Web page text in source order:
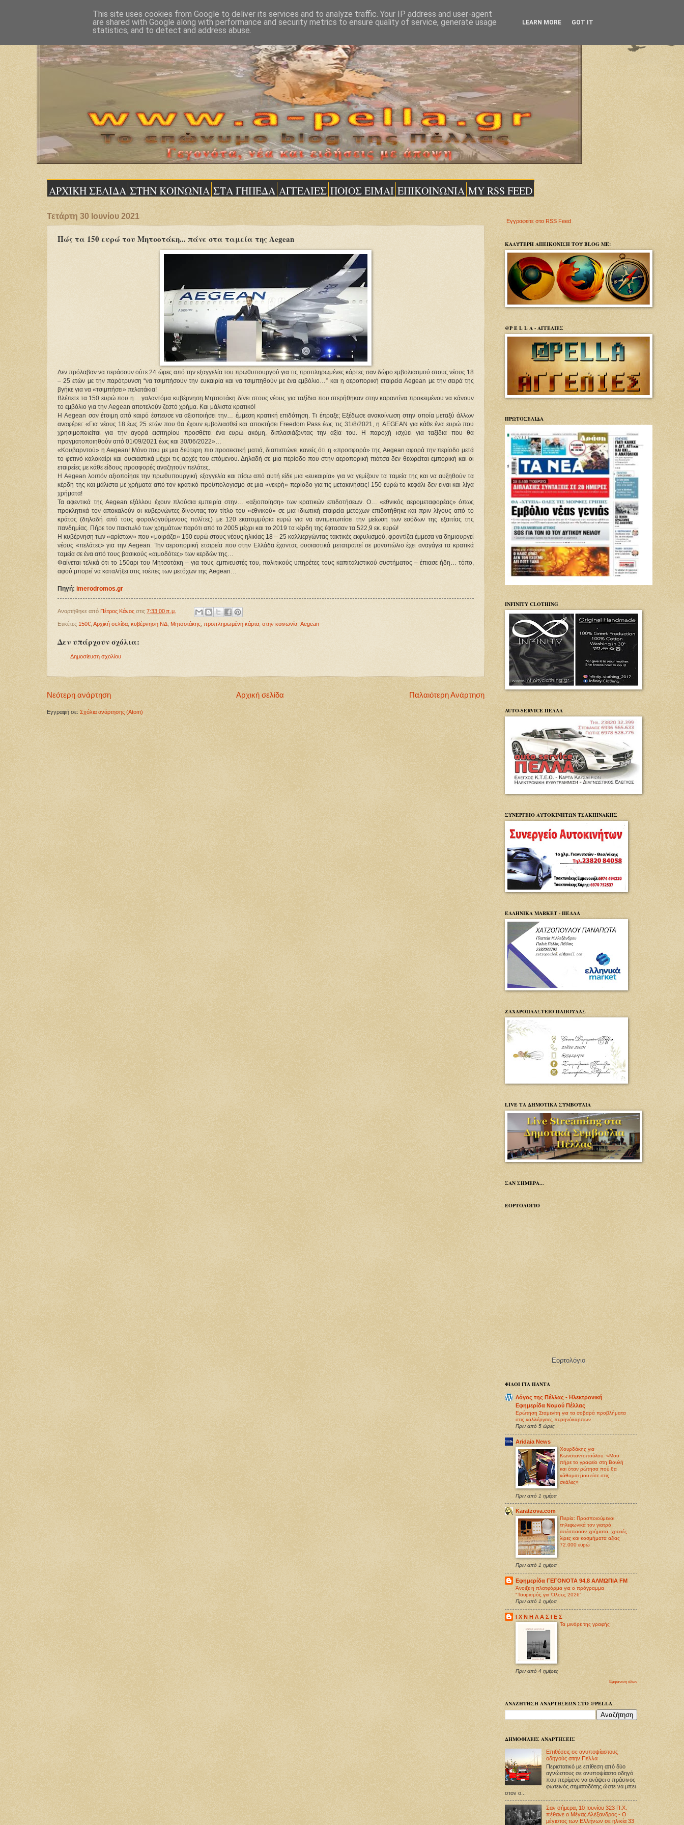
ΑΡΧΙΚΗ ΣΕΛΙΔΑ ΣΤΗΝ ΚΟΙΝΩΝΙΑ ΣΤΑ ΓΗΠΕΔΑ ΑΓΓΕΛΙΕΣ ΠΟΙΟΣ ΕΙΜΑΙ ΕΠΙΚΟΙΝΩΝΙΑ MY RSS FEED
Τετάρτη 30 Ιουνίου 2021
Πώς τα 150 ευρώ του Μητσοτάκη... πάνε στα ταμεία της Αegean
Δεν πρόλαβαν να περάσουν ούτε 24 ώρες από την εξαγγελία του πρωθυπουργού για τις προπληρωμένες κάρτες σαν δώρο εμβολιασμού στους νέους 18
– 25 ετών με την παρότρυνση “να τσιμπήσουν την ευκαιρία και να τσιμπηθούν με ένα εμβόλιο…” και η αεροπορική εταιρεία Aegean με την σειρά της
βγήκε για να «τσιμπήσει» πελατάκια!
Βλέπετε τα 150 ευρώ που η… γαλαντόμα κυβέρνηση Μητσοτάκη δίνει στους νέους για ταξίδια που στερήθηκαν στην καραντίνα προκειμένου να κάνουν
το εμβόλιο για την Aegean αποτελούν ζεστό χρήμα. Και μάλιστα κρατικό!
Η Aegean σαν έτοιμη από καιρό έσπευσε να αξιοποιήσει την… έμμεση κρατική επιδότηση. Τι έπραξε; Εξέδωσε ανακοίνωση στην οποία μεταξύ άλλων
αναφέρει: «Για νέους 18 έως 25 ετών που θα έχουν εμβολιασθεί και αποκτήσει Freedom Pass έως τις 31/8/2021, η AEGEAN για κάθε ένα ευρώ που
χρησιμοποιείται για την αγορά εισιτηρίου προσθέτει ένα ευρώ ακόμη, διπλασιάζοντας την αξία του. Η παροχή ισχύει για ταξίδια που θα
πραγματοποιηθούν από 01/09/2021 έως και 30/06/2022»…
«Κουβαρντού» η Aegean! Μόνο που με μια δεύτερη πιο προσεκτική ματιά, διαπιστώνει κανείς ότι η «προσφορά» της Aegean αφορά την περίοδο μετά
το φετινό καλοκαίρι και ουσιαστικά μέχρι τις αρχές του επόμενου. Δηλαδή σε μια περίοδο που στην αεροπορική πιάτσα δεν θεωρείται εμπορική και οι
εταιρείες με κάθε είδους προσφορές αναζητούν πελάτες.
Η Aegean λοιπόν αξιοποίησε την πρωθυπουργική εξαγγελία και πίσω από αυτή είδε μια «ευκαιρία» για να γεμίζουν τα ταμεία της και να αυξηθούν τα
κέρδη της και μάλιστα με χρήματα από τον κρατικό προϋπολογισμό σε μια «νεκρή» περίοδο για τις μετακινήσεις! 150 ευρώ το κεφάλι δεν είναι και λίγα
χρήματα!
Τα αφεντικά της Aegean εξάλλου έχουν πλούσια εμπειρία στην… «αξιοποίηση» των κρατικών επιδοτήσεων. Ο… «εθνικός αερομεταφορέας» όπως
προκλητικά τον αποκαλούν οι κυβερνώντες δίνοντας τον τίτλο του «εθνικού» σε μια ιδιωτική εταιρεία μετόχων επιδοτήθηκε και πριν λίγους από το
κράτος (δηλαδή από τους φορολογούμενους πολίτες) με 120 εκατομμύρια ευρώ για να αντιμετωπίσει την μείωση των εσόδων της εξαιτίας της
πανδημίας. Πήρε τον πακτωλό των χρημάτων παρότι από το 2005 μέχρι και το 2019 τα κέρδη της έφτασαν τα 522,9 εκ. ευρώ!
Η κυβέρνηση των «αρίστων» που «μοιράζει» 150 ευρώ στους νέους ηλικίας 18 – 25 καλλιεργώντας τακτικές εκφυλισμού, φροντίζει έμμεσα να δημιουργεί
νέους «πελάτες» για την Aegean. Την αεροπορική εταιρεία που στην Ελλάδα έχοντας ουσιαστικά μετατραπεί σε μονοπώλιο έχει αναγάγει τα κρατικά
ταμεία σε ένα από τους βασικούς «αιμοδότες» των κερδών της…
Φαίνεται τελικά ότι το 150αρι του Μητσοτάκη – για τους εμπνευστές του, πολιτικούς υπηρέτες τους καπιταλιστικού συστήματος – έπιασε ήδη… τόπο,
αφού μπορεί να καταλήξει στις τσέπες των μετόχων της Aegean…
Πηγή: imerodromos.gr
Αναρτήθηκε από Πέτρος Κάνος στις 7:33:00 π.μ.
Ετικέτες 150€ Αρχική σελίδα κυβέρνηση ΝΔ Μητσοτάκης προπληρωμένη κάρτα στην κοινωνία Aegean
Δεν υπάρχουν σχόλια:
Δημοσίευση σχολίου
Νεότερη ανάρτηση Παλαιότερη Ανάρτηση
Αρχική σελίδα
Εγγραφή σε: Σχόλια ανάρτησης (Atom)
Εγγραφείτε στο RSS Feed
ΚΑΛΥΤΕΡΗ ΑΠΕΙΚΟΝΙΣΗ ΤΟΥ BLOG ΜΕ:
@P E L L A - ΑΓΓΕΛΙΕΣ
ΠΡΩΤΟΣΕΛΙΔΑ
INFINITY CLOTHING
AUTO-SERVICE ΠΕΛΛΑ
ΣΥΝΕΡΓΕΙΟ ΑΥΤΟΚΙΝΗΤΩΝ ΤΣΑΚΠΙΝΑΚΗΣ
ΕΛΛΗΝΙΚΑ MARKET - ΠΕΛΛΑ
ΖΑΧΑΡΟΠΛΑΣΤΕΙΟ ΠΑΠΟΥΛΑΣ
LIVE ΤΑ ΔΗΜΟΤΙΚΑ ΣΥΜΒΟΥΛΙΑ
ΣΑΝ ΣΗΜΕΡΑ...
ΕΟΡΤΟΛΟΓΙΟ
Εορτολόγιο
ΦΙΛΟΙ ΓΙΑ ΠΑΝΤΑ
Λόγος της Πέλλας - Ηλεκτρονική
Εφημερίδα Νομού Πέλλας
Ερώτηση Σταμενίτη για τα σοβαρά προβλήματα
στις καλλιέργειες πυρηνόκαρπων
Πριν από 5 ώρες
Aridaia News
Χουρδάκης για
Κωνσταντοπούλου: «Μου
πήρε το γραφείο στη Βουλή
και όταν ρώτησα πού θα
κάθομαι μου είπε στις
σκάλες»
Πριν από 1 ημέρα
Karatzova.com
Πιερία: Προσποιούμενοι
τηλεφωνικά τον γιατρό
απέσπασαν χρήματα, χρυσές
λίρες και κοσμήματα αξίας
72.000 ευρώ
Πριν από 1 ημέρα
Εφημερίδα ΓΕΓΟΝΟΤΑ 94,8 ΑΛΜΩΠΙΑ FM
Άνοιξε η πλατφόρμα για ο πρόγραμμα
"Τουρισμός για Όλους 2026"
Πριν από 1 ημέρα
Ι Χ Ν Η Λ Α Σ Ι Ε Σ
Τα μινόρε της γραφής
Πριν από 4 ημέρες
Εμφάνιση όλων
ΑΝΑΖΗΤΗΣΗ ΑΝΑΡΤΗΣΕΩΝ ΣΤΟ @PELLA
ΔΗΜΟΦΙΛΕΙΣ ΑΝΑΡΤΗΣΕΙΣ
Επιθέσεις σε ανυποψίαστους
οδηγούς στην Πέλλα
Περιστατικό με επίθεση από δύο
αγνώστους σε ανυποψίαστο οδηγό
που περίμενε να ανάψει ο πράσινος
φωτεινός σηματοδότης ώστε να μπει
στον ο...
Σαν σήμερα, 10 Ιουνίου 323 Π.Χ.
πέθανε ο Μέγας Αλέξανδρος - Ο
μέγιστος των Ελλήνων σε ηλικία 33
This site uses cookies from Google to deliver its services and to analyze traffic. Your IP address and user-agent
are shared with Google along with performance and security metrics to ensure quality of service, generate usage
statistics, and to detect and address abuse.
LEARN MORE GOT IT